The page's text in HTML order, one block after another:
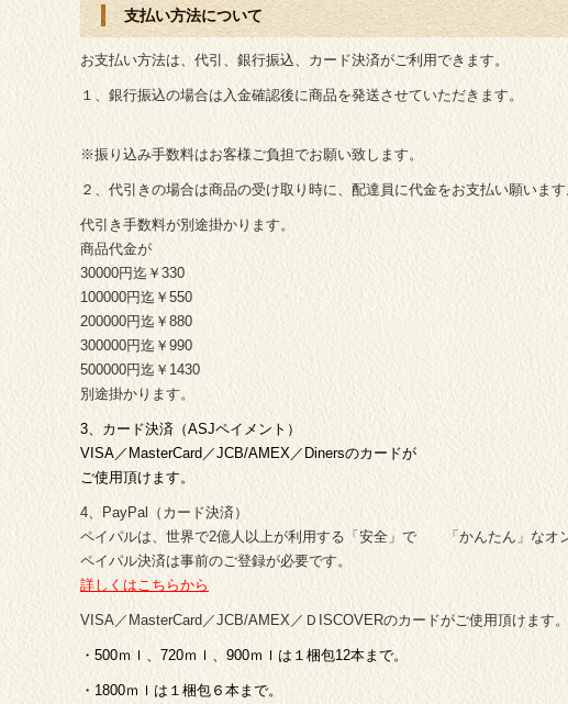
支払い方法について
お支払い方法は、代引、銀行振込、カード決済がご利用できます。
１、銀行振込の場合は入金確認後に商品を発送させていただきます。
※振り込み手数料はお客様ご負担でお願い致します。
２、代引きの場合は商品の受け取り時に、配達員に代金をお支払い願いま
代引き手数料が別途掛かります。
商品代金が
30000円迄￥330
100000円迄￥550
200000円迄￥880
300000円迄￥990
500000円迄￥1430
別途掛かります。
3、カード決済（ASJペイメント）
VISA／MasterCard／JCB/AMEX／Dinersのカードが
ご使用頂けます。
4、PayPal（カード決済）
ペイパルは、世界で2億人以上が利用する「安全」で 「かんたん」なオ
ペイパル決済は事前のご登録が必要です。
詳しくはこちらから
VISA／MasterCard／JCB/AMEX／ＤISCOVERのカードがご使用頂けます。
・500ｍｌ、720ｍｌ、900ｍｌは１梱包12本まで。
・1800ｍｌは１梱包６本まで。